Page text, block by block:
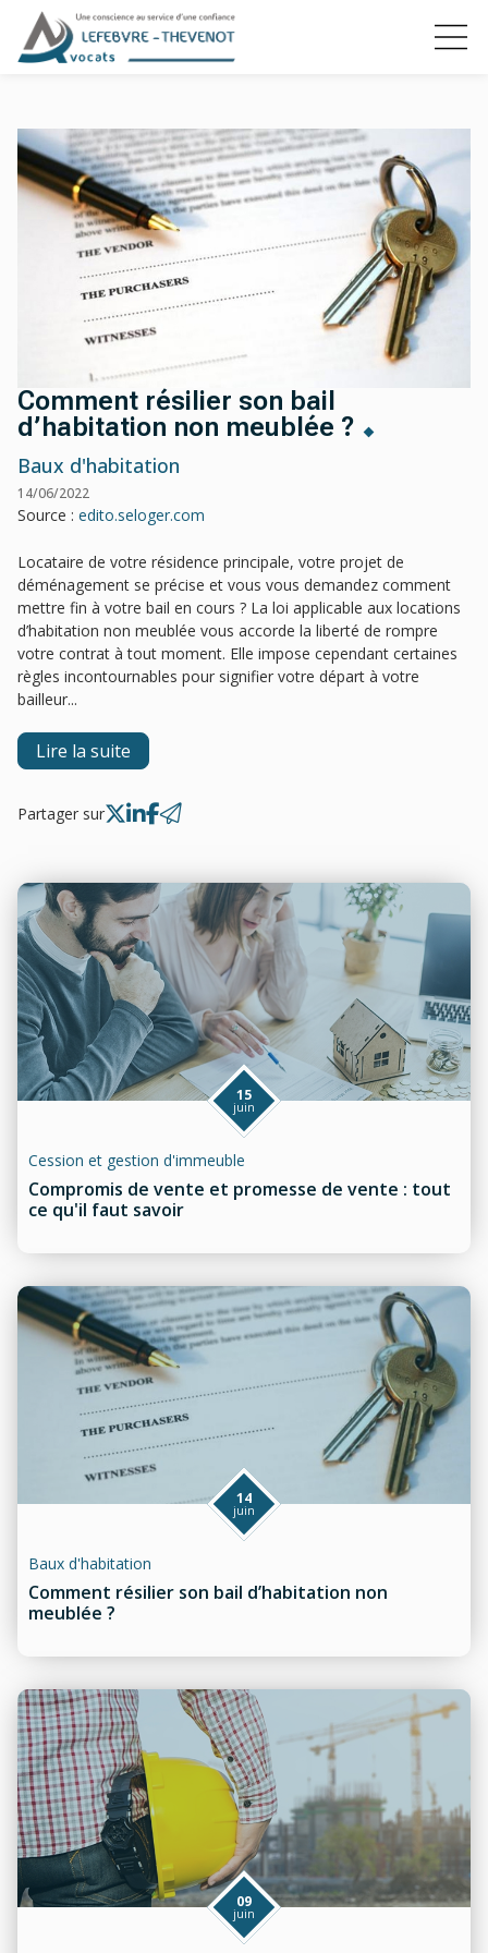
Comment résilier son bail
d’habitation non meublée ?
Baux d'habitation
14/06/2022
Source : edito.seloger.com
Locataire de votre résidence principale, votre projet de
déménagement se précise et vous vous demandez comment
mettre fin à votre bail en cours ? La loi applicable aux locations
d’habitation non meublée vous accorde la liberté de rompre
votre contrat à tout moment. Elle impose cependant certaines
règles incontournables pour signifier votre départ à votre
bailleur...
Lire la suite
Partager sur
Compromis de vente et promesse de vente : tout
ce qu'il faut savoir
15
juin
Cession et gestion d'immeuble
Comment résilier son bail d’habitation non
meublée ?
14
juin
Baux d'habitation
09
juin